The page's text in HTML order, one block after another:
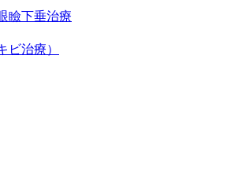
瞼下垂治療
ビ治療）